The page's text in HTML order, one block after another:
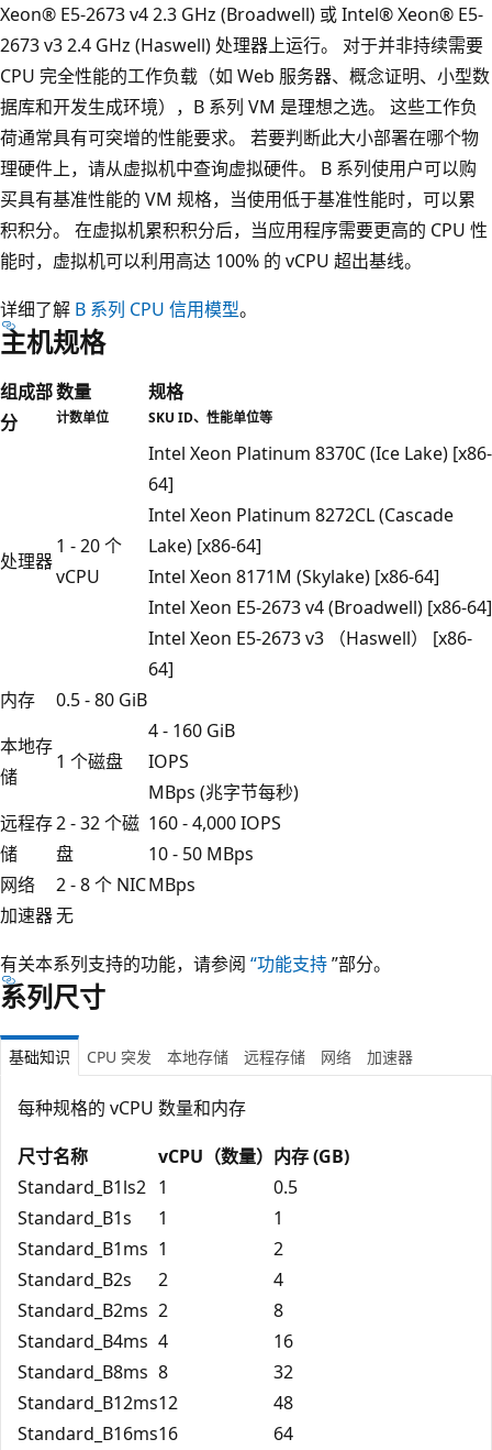
Xeon® E5-2673 v4 2.3 GHz (Broadwell) 或 Intel® Xeon® E5-
2673 v3 2.4 GHz (Haswell) 处理器上运行。 对于并非持续需要
CPU 完全性能的工作负载（如 Web 服务器、概念证明、小型数
据库和开发生成环境），B 系列 VM 是理想之选。 这些工作负
荷通常具有可突增的性能要求。 若要判断此大小部署在哪个物
理硬件上，请从虚拟机中查询虚拟硬件。 B 系列使用户可以购
买具有基准性能的 VM 规格，当使用低于基准性能时，可以累
积积分。 在虚拟机累积积分后，当应用程序需要更高的 CPU 性
能时，虚拟机可以利用高达 100% 的 vCPU 超出基线。
详细了解 B 系列 CPU 信用模型。
主机规格
组成部
分
数量
计数单位
规格
SKU ID、性能单位等
处理器
1 - 20 个
vCPU
Intel Xeon Platinum 8370C (Ice Lake) [x86-
64]
Intel Xeon Platinum 8272CL (Cascade
Lake) [x86-64]
Intel Xeon 8171M (Skylake) [x86-64]
Intel Xeon E5-2673 v4 (Broadwell) [x86-64]
Intel Xeon E5-2673 v3 （Haswell） [x86-
64]
内存
0.5 - 80 GiB
本地存
储
1 个磁盘
4 - 160 GiB
IOPS
MBps (兆字节每秒)
远程存
储
2 - 32 个磁
盘
160 - 4,000 IOPS
10 - 50 MBps
网络
2 - 8 个 NICMBps
加速器无
有关本系列支持的功能，请参阅 “功能支持”部分。
系列尺寸
基础知识 CPU 突发 本地存储 远程存储 网络 加速器
每种规格的 vCPU 数量和内存
尺寸名称
vCPU（数量） 内存 (GB)
Standard_B1ls2 1
0.5
Standard_B1s
1
1
Standard_B1ms 1
2
Standard_B2s
2
4
Standard_B2ms 2
8
Standard_B4ms 4
16
Standard_B8ms 8
32
Standard_B12ms12
48
Standard_B16ms16
64